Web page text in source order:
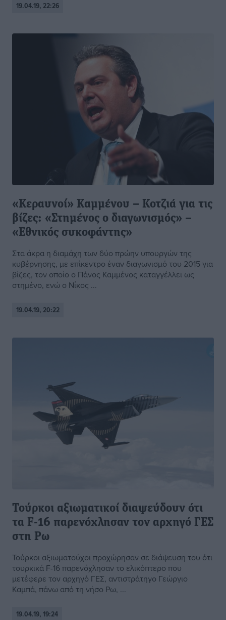
19.04.19, 22:26
«Κεραυνοί» Καμμένου – Κοτζιά για τις
βίζες: «Στημένος ο διαγωνισμός» –
«Εθνικός συκοφάντης»
Στα άκρα η διαμάχη των δύο πρώην υπουργών της
κυβέρνησης, με επίκεντρο έναν διαγωνισμό του 2015 για
βίζες, τον οποίο ο Πάνος Καμμένος καταγγέλλει ως
στημένο, ενώ ο Νίκος ...
19.04.19, 20:22
Τούρκοι αξιωματικοί διαψεύδουν ότι
τα F-16 παρενόχλησαν τον αρχηγό ΓΕΣ
στη Ρω
Τούρκοι αξιωματούχοι προχώρησαν σε διάψευση του ότι
τουρκικά F-16 παρενόχλησαν το ελικόπτερο που
μετέφερε τον αρχηγό ΓΕΣ, αντιστράτηγο Γεώργιο
Καμπά, πάνω από τη νήσο Ρω, ...
19.04.19, 19:24